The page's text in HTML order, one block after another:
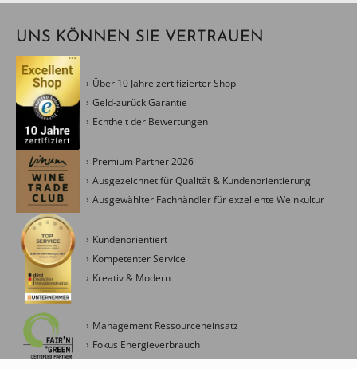
UNS KÖNNEN SIE VERTRAUEN
Über 10 Jahre zertifizierter Shop
Geld-zurück Garantie
Echtheit der Bewertungen
Premium Partner 2026
Ausgezeichnet für Qualität & Kundenorientierung
Ausgewählter Fachhändler für exzellente Weinkultur
Kundenorientiert
Kompetenter Service
Kreativ & Modern
Management Ressourceneinsatz
Fokus Energieverbrauch